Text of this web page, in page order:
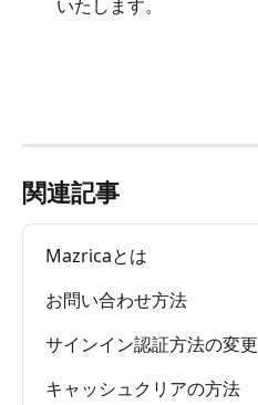
いたします。
関連記事
Mazricaとは
お問い合わせ方法
サインイン認証方法の変更
キャッシュクリアの方法